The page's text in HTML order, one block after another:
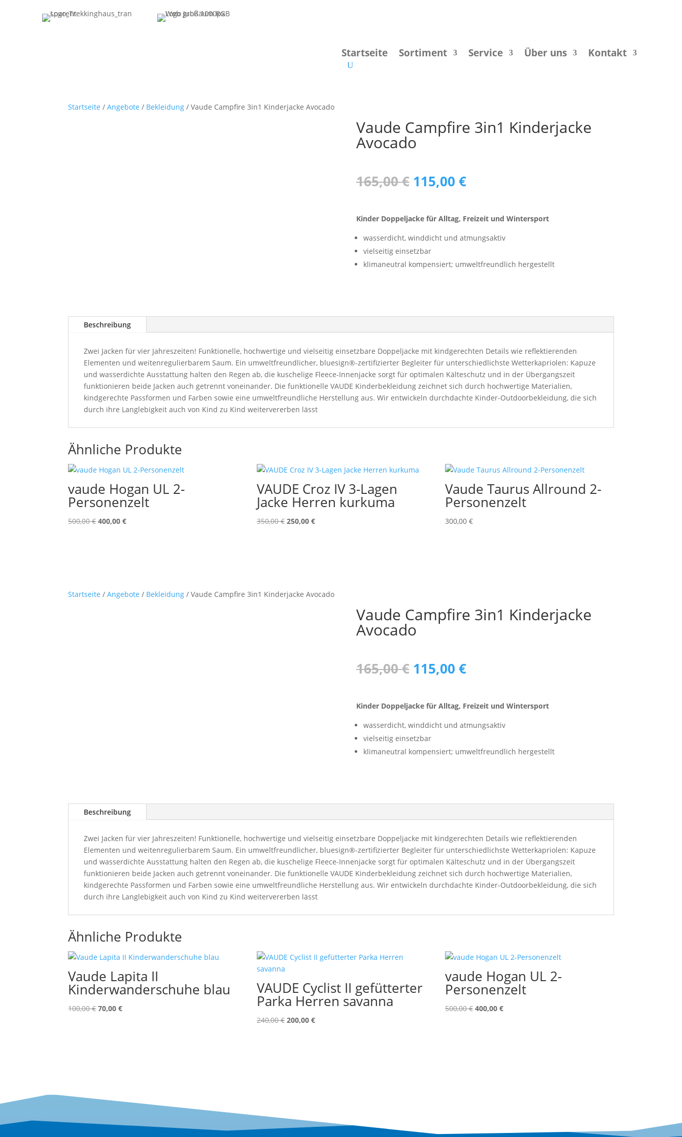
Startseite Sortiment Service Über uns Kontakt
Startseite /Angebote / Bekleidung / Vaude Campfire 3in1 Kinderjacke Avocado
Vaude Campfire 3in1 Kinderjacke
Avocado
165,00€ Ursprünglicher
Preis
165,00 €
115,00 €Aktueller
Preis
115,00 €.
Kinder Doppeljacke für Alltag, Freizeit und Wintersport
wasserdicht, winddicht und atmungsaktiv
vielseitig einsetzbar
klimaneutral kompensiert; umweltfreundlich hergestellt
Beschreibung
Zwei Jacken für vier Jahreszeiten! Funktionelle, hochwertige und vielseitig einsetzbare Doppeljacke mit kindgerechten Details wie reflektierenden
Elementen und weitenregulierbarem Saum. Ein umweltfreundlicher, bluesign®-zertifizierter Begleiter für unterschiedlichste Wetterkapriolen: Kapuze
und wasserdichte Ausstattung halten den Regen ab, die kuschelige Fleece-Innenjacke sorgt für optimalen Kälteschutz und in der Übergangszeit
funktionieren beide Jacken auch getrennt voneinander. Die funktionelle VAUDE Kinderbekleidung zeichnet sich durch hochwertige Materialien,
kindgerechte Passformen und Farben sowie eine umweltfreundliche Herstellung aus. Wir entwickeln durchdachte Kinder-Outdoorbekleidung, die sich
durch ihre Langlebigkeit auch von Kind zu Kind weitervererben lässt
Ähnliche Produkte
vaude Hogan UL 2-
Personenzelt
500,00€Ursprünglicher
400,00€Aktueller
VAUDE Croz IV 3-Lagen
Jacke Herren kurkuma
350,00€ Ursprünglicher
250,00 €Aktueller
Vaude Taurus Allround 2-
Personenzelt
300,00€
Startseite /Angebote / Bekleidung / Vaude Campfire 3in1 Kinderjacke Avocado
Vaude Campfire 3in1 Kinderjacke
Avocado
165,00€ Ursprünglicher
Preis
165,00 €
115,00 €Aktueller
Preis
115,00 €.
Kinder Doppeljacke für Alltag, Freizeit und Wintersport
wasserdicht, winddicht und atmungsaktiv
vielseitig einsetzbar
klimaneutral kompensiert; umweltfreundlich hergestellt
Beschreibung
Zwei Jacken für vier Jahreszeiten! Funktionelle, hochwertige und vielseitig einsetzbare Doppeljacke mit kindgerechten Details wie reflektierenden
Elementen und weitenregulierbarem Saum. Ein umweltfreundlicher, bluesign®-zertifizierter Begleiter für unterschiedlichste Wetterkapriolen: Kapuze
und wasserdichte Ausstattung halten den Regen ab, die kuschelige Fleece-Innenjacke sorgt für optimalen Kälteschutz und in der Übergangszeit
funktionieren beide Jacken auch getrennt voneinander. Die funktionelle VAUDE Kinderbekleidung zeichnet sich durch hochwertige Materialien,
kindgerechte Passformen und Farben sowie eine umweltfreundliche Herstellung aus. Wir entwickeln durchdachte Kinder-Outdoorbekleidung, die sich
durch ihre Langlebigkeit auch von Kind zu Kind weitervererben lässt
Ähnliche Produkte
Vaude Lapita II
Kinderwanderschuhe blau
100,00€Ursprünglicher
70,00€Aktueller
VAUDE Cyclist II gefütterter
Parka Herren savanna
240,00€ Ursprünglicher
200,00 €Aktueller
vaude Hogan UL 2-
Personenzelt
500,00€Ursprünglicher
400,00€Aktueller